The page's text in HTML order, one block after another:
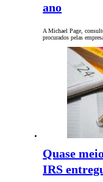
ano
A Michael Page,
procurados pelas
Quase
IRS